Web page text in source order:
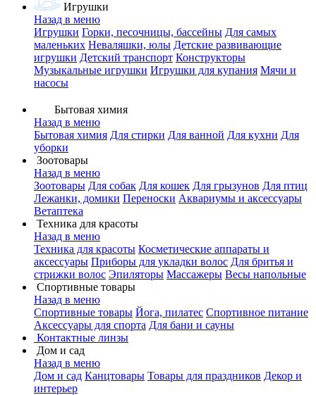
Игрушки
Назад в меню
Игрушки Горки, песочницы, бассейны Для самых
маленьких Неваляшки, юлы Детские развивающие
игрушки Детский транспорт Конструкторы
Музыкальные игрушки Игрушки для купания Мячи и
насосы
Бытовая химия
Назад в меню
Бытовая химия Для стирки Для ванной Для кухни Для
уборки
Зоотовары
Назад в меню
Зоотовары Для собак Для кошек Для грызунов Для птиц
Лежанки, домики Переноски Аквариумы и аксессуары
Ветаптека
Техника для красоты
Назад в меню
Техника для красоты Косметические аппараты и
аксессуары Приборы для укладки волос Для бритья и
стрижки волос Эпиляторы Массажеры Весы напольные
Спортивные товары
Назад в меню
Спортивные товары Йога, пилатес Спортивное питание
Аксессуары для спорта Для бани и сауны
Контактные линзы
Дом и сад
Назад в меню
Дом и сад Канцтовары Товары для праздников Декор и
интерьер